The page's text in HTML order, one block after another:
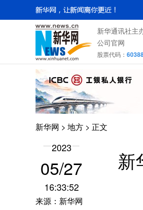
新华通讯社主
公司官网
股票代码：
新华网 > 地方 > 正文
2023
05/27
16:33:52
来源：新华网
新